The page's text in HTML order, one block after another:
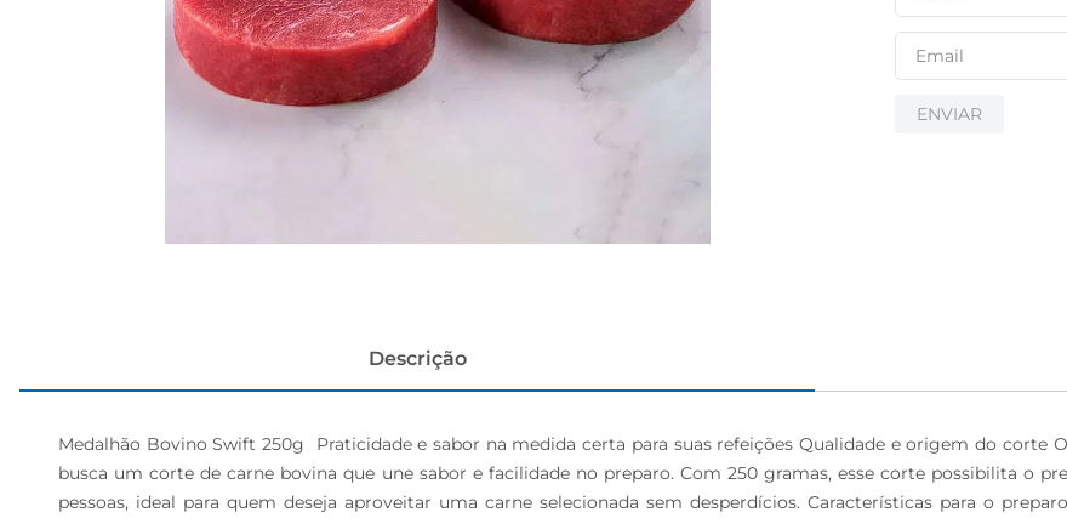
ENVIAR
Descrição
Medalhão Bovino Swift 250g  Praticidade e sabor na medida certa para suas refeições Qualidade e origem do corte
busca um corte de carne bovina que une sabor e facilidade no preparo. Com 250 gramas, esse corte possibilita o
pessoas, ideal para quem deseja aproveitar uma carne selecionada sem desperdícios. Características para o
papel higiênico